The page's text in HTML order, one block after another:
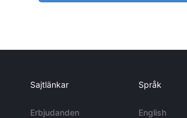
Sajtlänkar
Erbjudanden
Språk
English